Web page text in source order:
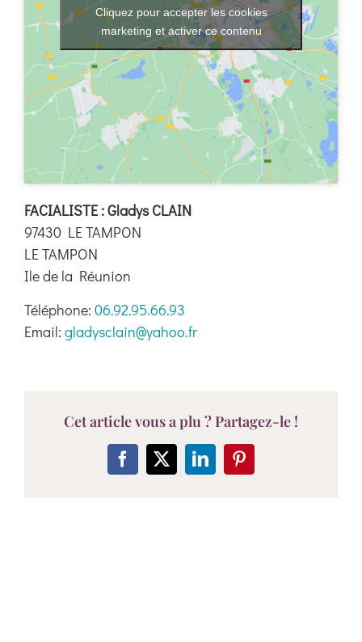
Boutique
Ressources
Contact
Cliquez pour accepter les cookies
marketing et activer ce contenu
FACIALISTE : Gladys CLAIN
97430 LE TAMPON
LE TAMPON
Ile de la Réunion
Téléphone: 06.92.95.66.93
Email: gladysclain@yahoo.fr
Cet article vous a plu ? Partagez-le !
Facebook
X LinkedInPinterest